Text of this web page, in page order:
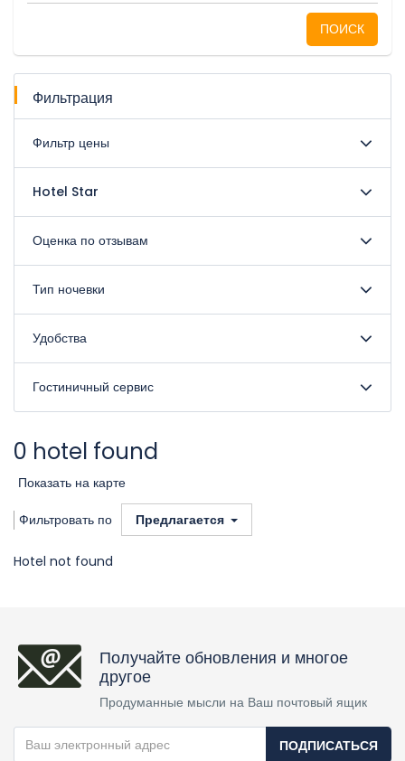
ПОИСК
Фильтрация
Фильтр цены
Hotel Star
Оценка по отзывам
Тип ночевки
Удобства
Гостиничный сервис
0 hotel found
Показать на карте
Фильтровать по Предлагается
Hotel not found
Получайте обновления и многое
другое
Продуманные мысли на Ваш почтовый ящик
ПОДПИСАТЬСЯ